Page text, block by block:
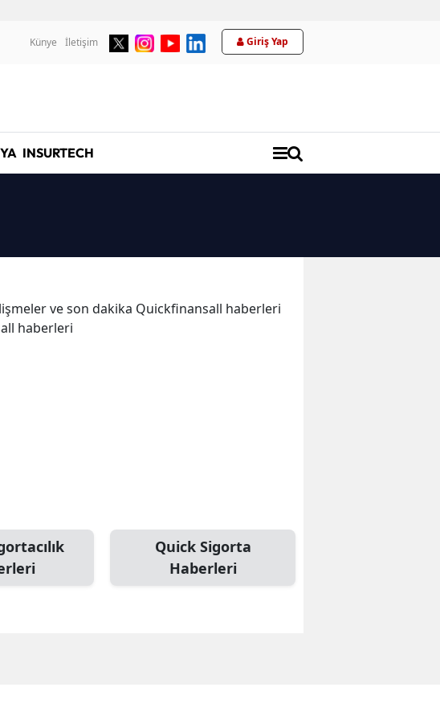
Künye İletişim Giriş Yap
INSURTECH
ve son dakika Quickfinansall haberleri
haberleri
Quick Sigorta
Haberleri